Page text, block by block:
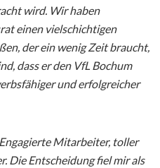
wird. Wir haben
einen vielschichtigen
der ein wenig Zeit braucht,
dass er den VfL Bochum
und erfolgreicher
Mitarbeiter, toller
Die Entscheidung fiel mir als